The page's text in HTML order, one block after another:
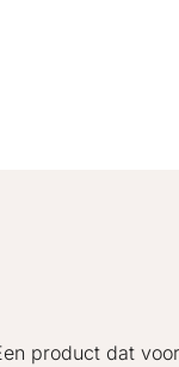
product dat